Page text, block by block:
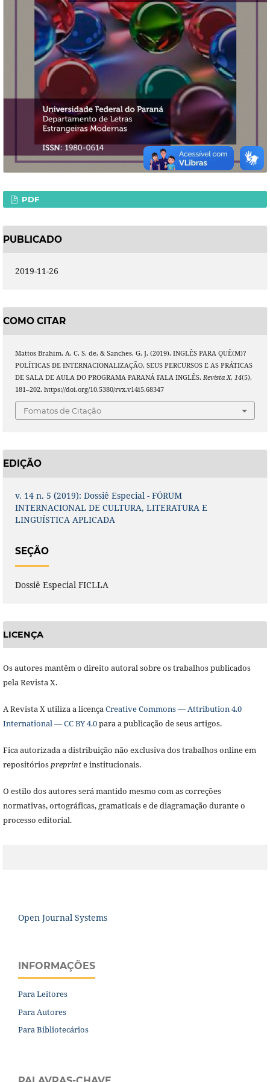
PDF
PUBLICADO
2019-11-26
COMO CITAR
Mattos Brahim, A. C. S. de, & Sanches, G. J. (2019). INGLÊS PARA QUÊ(M)?
POLÍTICAS DE INTERNACIONALIZAÇÃO, SEUS PERCURSOS E AS PRÁTICAS
DE SALA DE AULA DO PROGRAMA PARANÁ FALA INGLÊS. Revista X, 14(5),
181–202. https://doi.org/10.5380/rvx.v14i5.68347
Fomatos de Citação
EDIÇÃO
v. 14 n. 5 (2019): Dossiê Especial - FÓRUM
INTERNACIONAL DE CULTURA, LITERATURA E
LINGUÍSTICA APLICADA
SEÇÃO
Dossiê Especial FICLLA
LICENÇA
Os autores mantêm o direito autoral sobre os trabalhos publicados
pela Revista X.
A Revista X utiliza a licença Creative Commons — Attribution 4.0
International — CC BY 4.0para a publicação de seus artigos.
Fica autorizada a distribuição não exclusiva dos trabalhos online em
repositóriospreprinte institucionais.
O estilo dos autores será mantido mesmo com as correções
normativas, ortográficas, gramaticais e de diagramação durante o
processo editorial.
Open Journal Systems
INFORMAÇÕES
Para Leitores
Para Autores
Para Bibliotecários